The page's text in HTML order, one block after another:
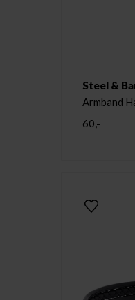
Steel &
Armband
60,-